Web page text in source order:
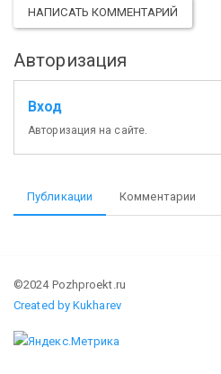
НАПИСАТЬ КОММЕНТАРИЙ
Авторизация
Вход
Авторизация на сайте.
Публикации Комментарии
©2024 Pozhproekt.ru
Created by Kukharev